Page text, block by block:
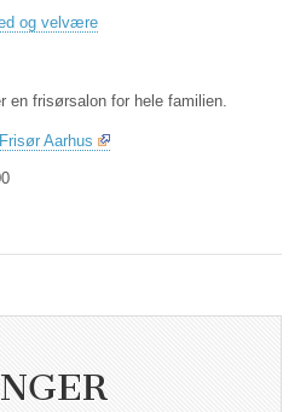
og velvære
en frisørsalon for hele familien.
Frisør Aarhus